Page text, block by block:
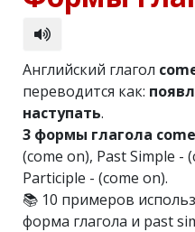
Английский глагол
переводится как:
наступать.
3 формы глагола
(come on), Past Simple -
Participle - (come on).
📚 10 примеров
форма глагола и past